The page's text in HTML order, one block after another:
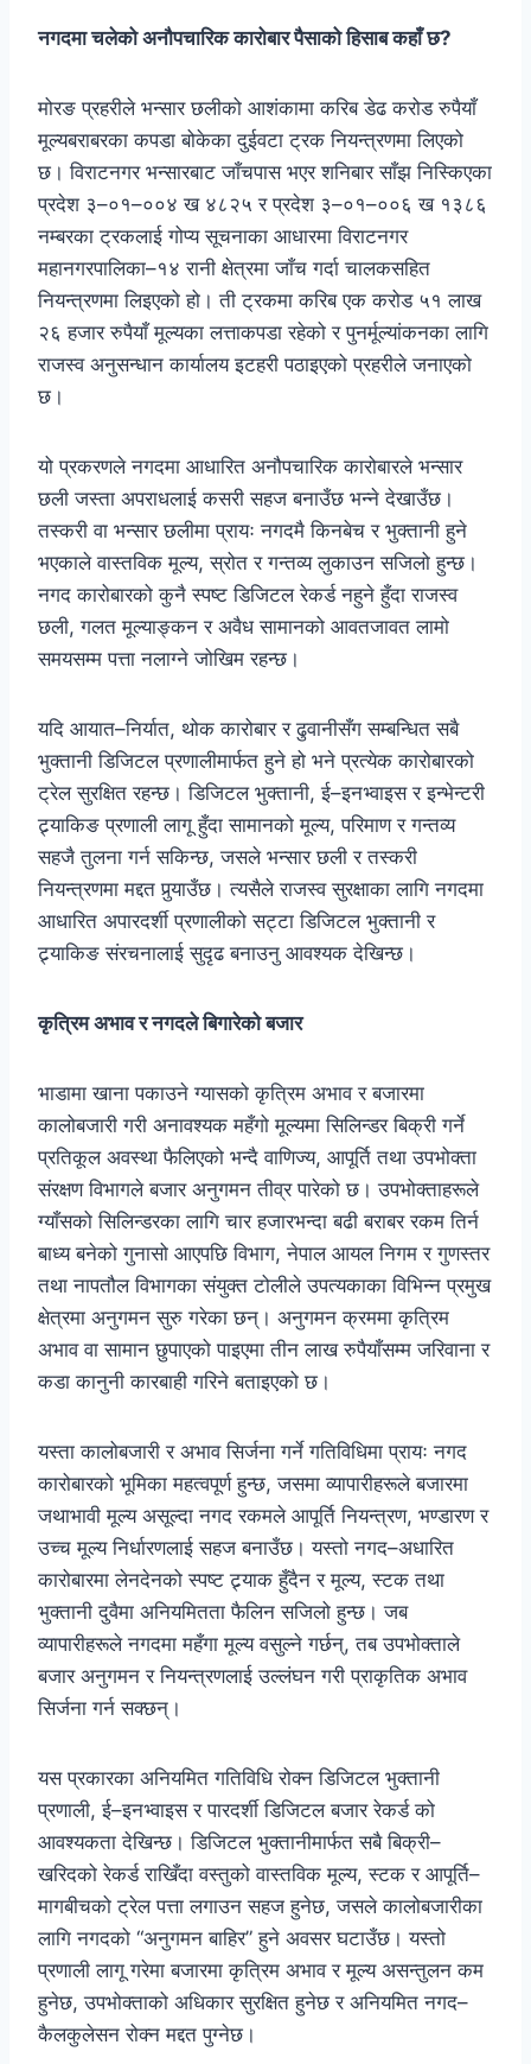
नगदमा चलेको अनौपचारिक कारोबार पैसाको हिसाब कहाँ छ?
मोरङ प्रहरीले भन्सार छलीको आशंकामा करिब डेढ करोड रुपैयाँ
मूल्यबराबरका कपडा बोकेका दुईवटा ट्रक नियन्त्रणमा लिएको
छ। विराटनगर भन्सारबाट जाँचपास भएर शनिबार साँझ निस्किएका
प्रदेश ३–०१–००४ ख ४८२५ र प्रदेश ३–०१–००६ ख १३८६
नम्बरका ट्रकलाई गोप्य सूचनाका आधारमा विराटनगर
महानगरपालिका–१४ रानी क्षेत्रमा जाँच गर्दा चालकसहित
नियन्त्रणमा लिइएको हो। ती ट्रकमा करिब एक करोड ५१ लाख
२६ हजार रुपैयाँ मूल्यका लत्ताकपडा रहेको र पुनर्मूल्यांकनका लागि
राजस्व अनुसन्धान कार्यालय इटहरी पठाइएको प्रहरीले जनाएको
छ।
यो प्रकरणले नगदमा आधारित अनौपचारिक कारोबारले भन्सार
छली जस्ता अपराधलाई कसरी सहज बनाउँछ भन्ने देखाउँछ।
तस्करी वा भन्सार छलीमा प्रायः नगदमै किनबेच र भुक्तानी हुने
भएकाले वास्तविक मूल्य, स्रोत र गन्तव्य लुकाउन सजिलो हुन्छ।
नगद कारोबारको कुनै स्पष्ट डिजिटल रेकर्ड नहुने हुँदा राजस्व
छली, गलत मूल्याङ्कन र अवैध सामानको आवतजावत लामो
समयसम्म पत्ता नलाग्ने जोखिम रहन्छ।
यदि आयात–निर्यात, थोक कारोबार र ढुवानीसँग सम्बन्धित सबै
भुक्तानी डिजिटल प्रणालीमार्फत हुने हो भने प्रत्येक कारोबारको
ट्रेल सुरक्षित रहन्छ। डिजिटल भुक्तानी, ई–इनभ्वाइस र इन्भेन्टरी
ट्र्याकिङ प्रणाली लागू हुँदा सामानको मूल्य, परिमाण र गन्तव्य
सहजै तुलना गर्न सकिन्छ, जसले भन्सार छली र तस्करी
नियन्त्रणमा मद्दत पुर्‍याउँछ। त्यसैले राजस्व सुरक्षाका लागि नगदमा
आधारित अपारदर्शी प्रणालीको सट्टा डिजिटल भुक्तानी र
ट्र्याकिङ संरचनालाई सुदृढ बनाउनु आवश्यक देखिन्छ।
कृत्रिम अभाव र नगदले बिगारेको बजार
भाडामा खाना पकाउने ग्यासको कृत्रिम अभाव र बजारमा
कालोबजारी गरी अनावश्यक महँगो मूल्यमा सिलिन्डर बिक्री गर्ने
प्रतिकूल अवस्था फैलिएको भन्दै वाणिज्य, आपूर्ति तथा उपभोक्ता
संरक्षण विभागले बजार अनुगमन तीव्र पारेको छ। उपभोक्ताहरूले
ग्याँसको सिलिन्डरका लागि चार हजारभन्दा बढी बराबर रकम तिर्न
बाध्य बनेको गुनासो आएपछि विभाग, नेपाल आयल निगम र गुणस्तर
तथा नापतौल विभागका संयुक्त टोलीले उपत्यकाका विभिन्न प्रमुख
क्षेत्रमा अनुगमन सुरु गरेका छन्। अनुगमन क्रममा कृत्रिम
अभाव वा सामान छुपाएको पाइएमा तीन लाख रुपैयाँसम्म जरिवाना र
कडा कानुनी कारबाही गरिने बताइएको छ।
यस्ता कालोबजारी र अभाव सिर्जना गर्ने गतिविधिमा प्रायः नगद
कारोबारको भूमिका महत्वपूर्ण हुन्छ, जसमा व्यापारीहरूले बजारमा
जथाभावी मूल्य असूल्दा नगद रकमले आपूर्ति नियन्त्रण, भण्डारण र
उच्च मूल्य निर्धारणलाई सहज बनाउँछ। यस्तो नगद–अधारित
कारोबारमा लेनदेनको स्पष्ट ट्र्याक हुँदैन र मूल्य, स्टक तथा
भुक्तानी दुवैमा अनियमितता फैलिन सजिलो हुन्छ। जब
व्यापारीहरूले नगदमा महँगा मूल्य वसुल्ने गर्छन्, तब उपभोक्ताले
बजार अनुगमन र नियन्त्रणलाई उल्लंघन गरी प्राकृतिक अभाव
सिर्जना गर्न सक्छन्।
यस प्रकारका अनियमित गतिविधि रोक्न डिजिटल भुक्तानी
प्रणाली, ई–इनभ्वाइस र पारदर्शी डिजिटल बजार रेकर्ड को
आवश्यकता देखिन्छ। डिजिटल भुक्तानीमार्फत सबै बिक्री–
खरिदको रेकर्ड राखिँदा वस्तुको वास्तविक मूल्य, स्टक र आपूर्ति–
मागबीचको ट्रेल पत्ता लगाउन सहज हुनेछ, जसले कालोबजारीका
लागि नगदको “अनुगमन बाहिर” हुने अवसर घटाउँछ। यस्तो
प्रणाली लागू गरेमा बजारमा कृत्रिम अभाव र मूल्य असन्तुलन कम
हुनेछ, उपभोक्ताको अधिकार सुरक्षित हुनेछ र अनियमित नगद–
कैलकुलेसन रोक्न मद्दत पुग्नेछ।